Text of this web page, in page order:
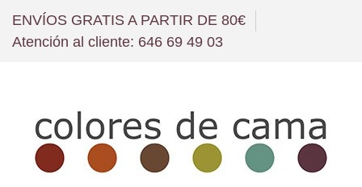
ENVÍOS GRATIS A PARTIR DE 80€
Atención al cliente: 646 69 49 03